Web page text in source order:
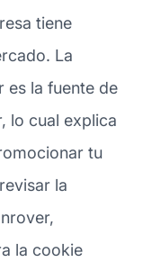
tiene
La
es la fuente de
lo cual explica
tu
la
la cookie